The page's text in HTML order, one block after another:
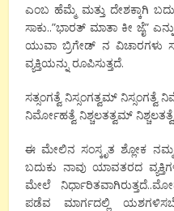
ಎಂಬ ಹೆಮ್ಮೆ ಮತ್ತು ದೇಶಕ್ಕಾಗಿ
ಸಾಕು..”ಭಾರತ್ ಮಾತಾ ಕೀ ಜೈ”
ಯುವಾ ಬ್ರಿಗೇಡ್ ನ ವಿಚಾರಗಳು
ವ್ಯಕ್ತಿಯನ್ನು ರೂಪಿಸುತ್ತದೆ.
ಸತ್ಸಂಗತ್ವೆ ನಿಸ್ಸಂಗತ್ವಮ್
ನಿರ್ಮೋಹತ್ವೆ ನಿಶ್ಚಲತತ್ವಮ್
ಈ ಮೇಲಿನ ಸಂಸ್ಕೃತ ಶ್ಲೋಕ ನಮ್ಮ
ಬದುಕು ನಾವು ಯಾವತರದ
ಮೇಲೆ
ಪಡೆವ ಮಾರ್ಗದಲ್ಲಿ